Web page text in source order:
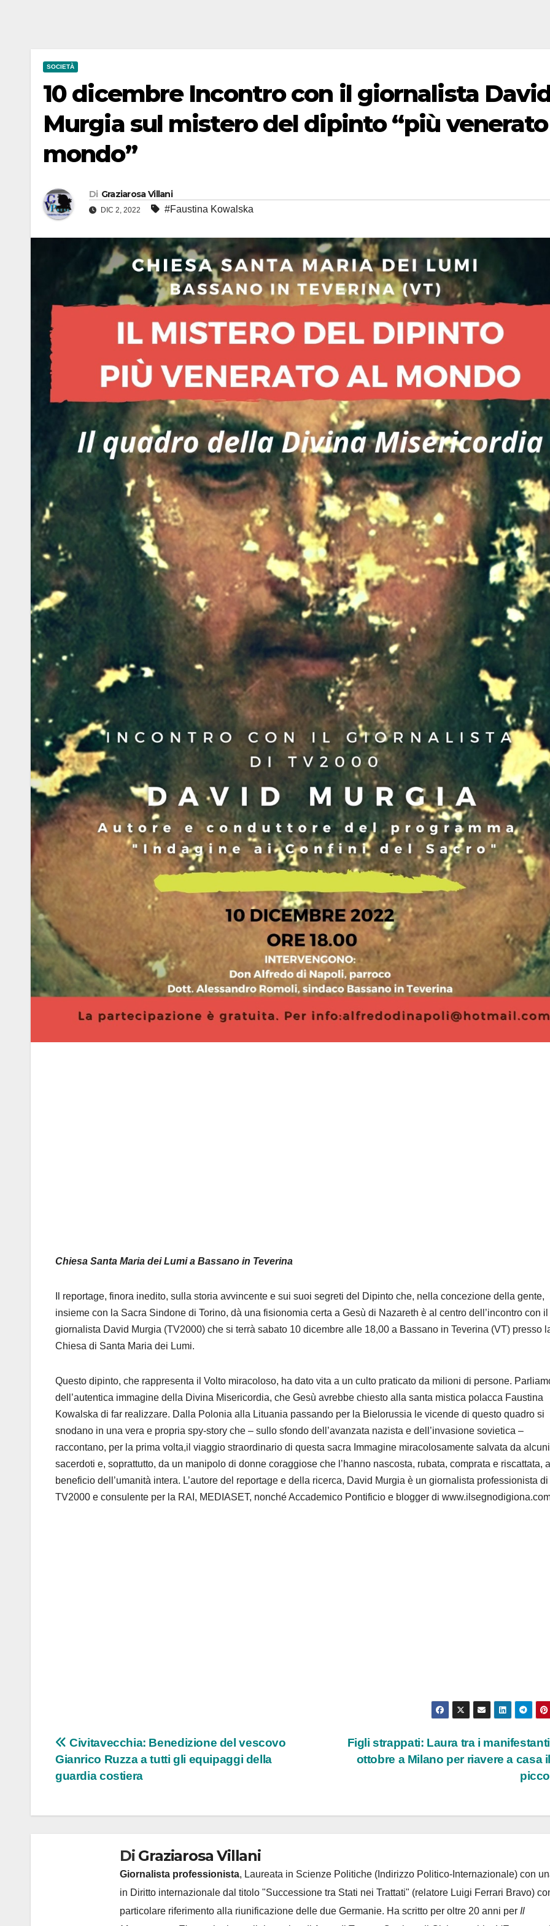
SOCIETÀ
10 dicembre Incontro con il giornalista
Murgia sul mistero del dipinto “più
mondo”
Di Graziarosa Villani
DIC 2, 2022 #Faustina Kowalska
Chiesa Santa Maria dei Lumi a Bassano in Teverina
Il reportage, finora inedito, sulla storia avvincente e sui suoi segreti del Dipinto che, nella concezione della gente,
insieme con la Sacra Sindone di Torino, dà una fisionomia certa a Gesù di Nazareth è al centro dell’incontro con il
giornalista David Murgia (TV2000) che si terrà sabato 10 dicembre alle 18,00 a Bassano in Teverina (VT) presso
Chiesa di Santa Maria dei Lumi.
Questo dipinto, che rappresenta il Volto miracoloso, ha dato vita a un culto praticato da milioni di persone.
dell’autentica immagine della Divina Misericordia, che Gesù avrebbe chiesto alla santa mistica polacca Faustina
Kowalska di far realizzare. Dalla Polonia alla Lituania passando per la Bielorussia le vicende di questo quadro si
snodano in una vera e propria spy-story che – sullo sfondo dell’avanzata nazista e dell’invasione sovietica –
raccontano, per la prima volta,il viaggio straordinario di questa sacra Immagine miracolosamente salvata da alcuni
sacerdoti e, soprattutto, da un manipolo di donne coraggiose che l’hanno nascosta, rubata, comprata e riscattata, a
beneficio dell’umanità intera. L’autore del reportage e della ricerca, David Murgia è un giornalista professionista di
TV2000 e consulente per la RAI, MEDIASET, nonché Accademico Pontificio e blogger di
Navigazione
articoli
Figli strappati: Laura tra i
ottobre a Milano per riavere a casa
Civitavecchia: Benedizione del vescovo
Gianrico Ruzza a tutti gli equipaggi della
guardia costiera
Di Graziarosa Villani
Giornalista professionista, Laureata in Scienze Politiche (Indirizzo Politico-Internazionale) con
in Diritto internazionale dal titolo "Successione tra Stati nei Trattati" (relatore Luigi Ferrari Bravo)
particolare riferimento alla riunificazione delle due Germanie. Ha scritto per oltre 20 anni per Il